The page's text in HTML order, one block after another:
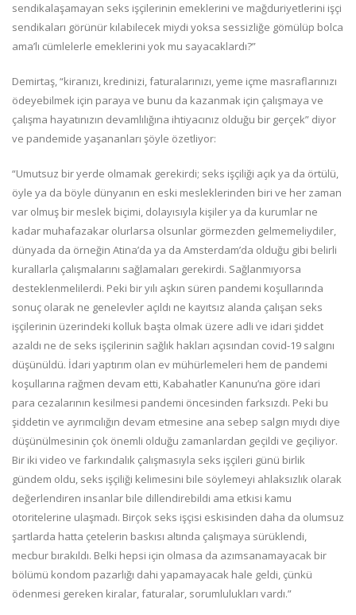
sendikalaşamayan seks işçilerinin emeklerini ve mağduriyetlerini işçi
sendikaları görünür kılabilecek miydi yoksa sessizliğe gömülüp bolca
ama’lı cümlelerle emeklerini yok mu sayacaklardı?”
Demirtaş, “kiranızı, kredinizi, faturalarınızı, yeme içme masraflarınızı
ödeyebilmek için paraya ve bunu da kazanmak için çalışmaya ve
çalışma hayatınızın devamlılığına ihtiyacınız olduğu bir gerçek” diyor
ve pandemide yaşananları şöyle özetliyor:
“Umutsuz bir yerde olmamak gerekirdi; seks işçiliği açık ya da örtülü,
öyle ya da böyle dünyanın en eski mesleklerinden biri ve her zaman
var olmuş bir meslek biçimi, dolayısıyla kişiler ya da kurumlar ne
kadar muhafazakar olurlarsa olsunlar görmezden gelmemeliydiler,
dünyada da örneğin Atina’da ya da Amsterdam’da olduğu gibi belirli
kurallarla çalışmalarını sağlamaları gerekirdi. Sağlanmıyorsa
desteklenmelilerdi. Peki bir yılı aşkın süren pandemi koşullarında
sonuç olarak ne genelevler açıldı ne kayıtsız alanda çalışan seks
işçilerinin üzerindeki kolluk başta olmak üzere adli ve idari şiddet
azaldı ne de seks işçilerinin sağlık hakları açısından covid-19 salgını
düşünüldü. İdari yaptırım olan ev mühürlemeleri hem de pandemi
koşullarına rağmen devam etti, Kabahatler Kanunu’na göre idari
para cezalarının kesilmesi pandemi öncesinden farksızdı. Peki bu
şiddetin ve ayrımcılığın devam etmesine ana sebep salgın mıydı diye
düşünülmesinin çok önemli olduğu zamanlardan geçildi ve geçiliyor.
Bir iki video ve farkındalık çalışmasıyla seks işçileri günü birlik
gündem oldu, seks işçiliği kelimesini bile söylemeyi ahlaksızlık olarak
değerlendiren insanlar bile dillendirebildi ama etkisi kamu
otoritelerine ulaşmadı. Birçok seks işçisi eskisinden daha da olumsuz
şartlarda hatta çetelerin baskısı altında çalışmaya sürüklendi,
mecbur bırakıldı. Belki hepsi için olmasa da azımsanamayacak bir
bölümü kondom pazarlığı dahi yapamayacak hale geldi, çünkü
ödenmesi gereken kiralar, faturalar, sorumlulukları vardı.”